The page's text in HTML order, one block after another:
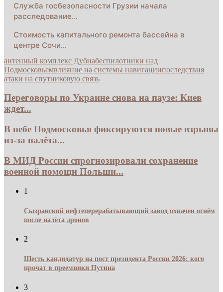
Служба госбезопасности Грузии начала
расследование…
Стоимость капитального ремонта бассейна в
центре Сочи…
антенный комплекс Дубнабеспилотники над
Подмосковьемвлияние на системы навигациипоследствия
атаки на спутниковую связь
Переговоры по Украине снова на паузе: Киев
ждет...
В небе Подмосковья фиксируются новые взрывы
из-за налёта...
В МИД России спрогнозировали сохранение
военной помощи Польши...
1
Сызранский нефтеперерабатывающий завод охвачен огнём
после налёта дронов
2
Шесть кандидатур на пост президента России 2026: кого
прочат в преемники Путина
3